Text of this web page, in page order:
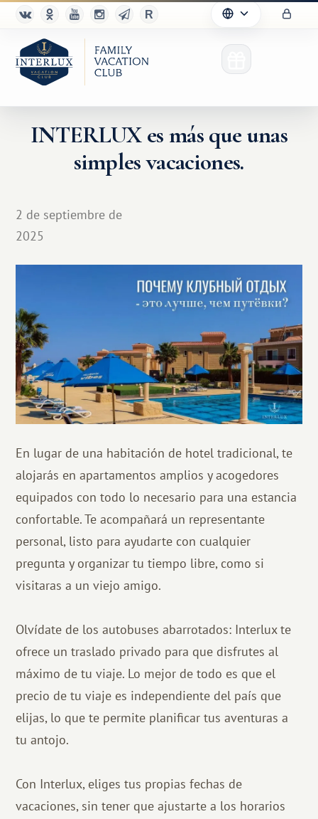
INTERLUX es más que unas
simples vacaciones.
2 de septiembre de
2025
En lugar de una habitación de hotel tradicional, te
alojarás en apartamentos amplios y acogedores
equipados con todo lo necesario para una estancia
confortable. Te acompañará un representante
personal, listo para ayudarte con cualquier
pregunta y organizar tu tiempo libre, como si
visitaras a un viejo amigo.
Olvídate de los autobuses abarrotados: Interlux te
ofrece un traslado privado para que disfrutes al
máximo de tu viaje. Lo mejor de todo es que el
precio de tu viaje es independiente del país que
elijas, lo que te permite planificar tus aventuras a
tu antojo.
Con Interlux, eliges tus propias fechas de
vacaciones, sin tener que ajustarte a los horarios